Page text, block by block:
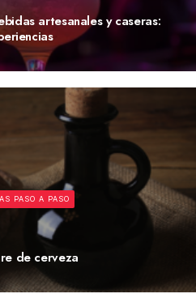
artesanales y caseras:
PASO A PASO
de cerveza